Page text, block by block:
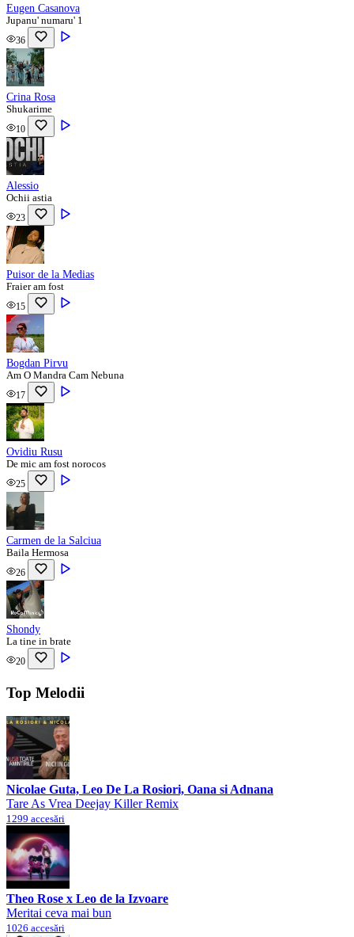
Eugen Casanova
Jupanu' numaru' 1
36
Crina Rosa
Shukarime
10
Alessio
Ochii astia
23
Puisor de la Medias
Fraier am fost
15
Bogdan Pirvu
Am O Mandra Cam Nebuna
17
Ovidiu Rusu
De mic am fost norocos
25
Carmen de la Salciua
Baila Hermosa
26
Shondy
La tine in brate
20
Top Melodii
Nicolae Guta, Leo De La Rosiori, Oana si Adnana
Tare As Vrea Deejay Killer Remix
1299 accesări
Theo Rose x Leo de la Izvoare
Meritai ceva mai bun
1026 accesări